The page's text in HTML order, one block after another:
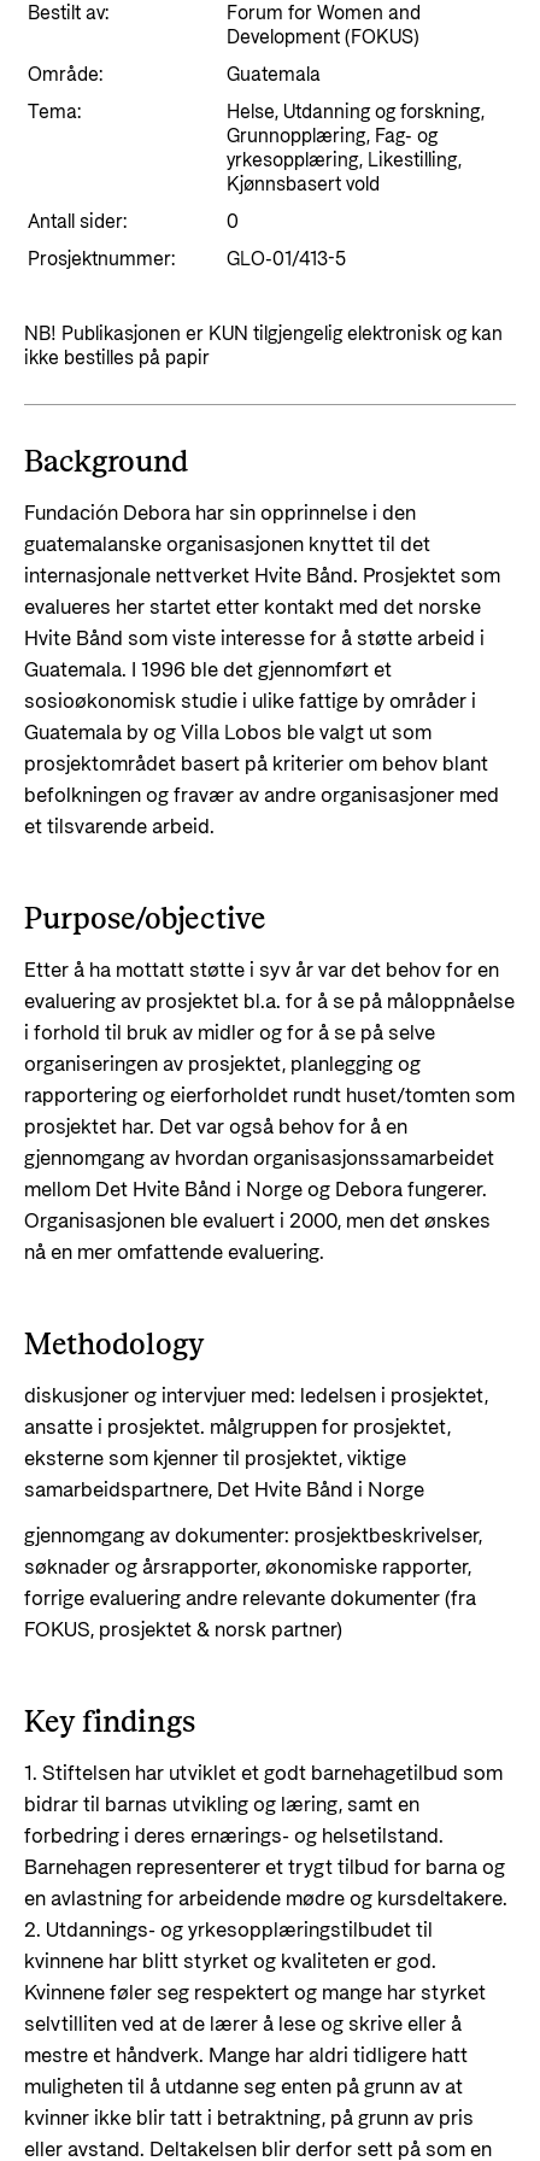
Styresett og økonomisk utvikling
For næringslivet
Statsgarantiordningen for investeringer i
fornybar energi
Norad - Partnerskap med privat sektor
Partnerfordeling
Evalueringer (Norec)
Kontakt oss
Norads Varslingstjeneste
Presse og media
Logo
Postjournal
Personvern
Bestilt av:
Forum for Women and
Development (FOKUS)
Område:
Guatemala
Tema:
Helse, Utdanning og forskning,
Grunnopplæring, Fag- og
yrkesopplæring, Likestilling,
Kjønnsbasert vold
Antall sider:
0
Prosjektnummer:
GLO-01/413-5
NB! Publikasjonen er KUN tilgjengelig elektronisk og kan
ikke bestilles på papir
Background
Fundación Debora har sin opprinnelse i den
guatemalanske organisasjonen knyttet til det
internasjonale nettverket Hvite Bånd. Prosjektet som
evalueres her startet etter kontakt med det norske
Hvite Bånd som viste interesse for å støtte arbeid i
Guatemala. I 1996 ble det gjennomført et
sosioøkonomisk studie i ulike fattige by områder i
Guatemala by og Villa Lobos ble valgt ut som
prosjektområdet basert på kriterier om behov blant
befolkningen og fravær av andre organisasjoner med
et tilsvarende arbeid.
Purpose/objective
Etter å ha mottatt støtte i syv år var det behov for en
evaluering av prosjektet bl.a. for å se på måloppnåelse
i forhold til bruk av midler og for å se på selve
organiseringen av prosjektet, planlegging og
rapportering og eierforholdet rundt huset/tomten som
prosjektet har. Det var også behov for å en
gjennomgang av hvordan organisasjonssamarbeidet
mellom Det Hvite Bånd i Norge og Debora fungerer.
Organisasjonen ble evaluert i 2000, men det ønskes
nå en mer omfattende evaluering.
Methodology
diskusjoner og intervjuer med: ledelsen i prosjektet,
ansatte i prosjektet. målgruppen for prosjektet,
eksterne som kjenner til prosjektet, viktige
samarbeidspartnere, Det Hvite Bånd i Norge
gjennomgang av dokumenter: prosjektbeskrivelser,
søknader og årsrapporter, økonomiske rapporter,
forrige evaluering andre relevante dokumenter (fra
FOKUS, prosjektet & norsk partner)
Key findings
1. Stiftelsen har utviklet et godt barnehagetilbud som
bidrar til barnas utvikling og læring, samt en
forbedring i deres ernærings- og helsetilstand.
Barnehagen representerer et trygt tilbud for barna og
en avlastning for arbeidende mødre og kursdeltakere.
2. Utdannings- og yrkesopplæringstilbudet til
kvinnene har blitt styrket og kvaliteten er god.
Kvinnene føler seg respektert og mange har styrket
selvtilliten ved at de lærer å lese og skrive eller å
mestre et håndverk. Mange har aldri tidligere hatt
muligheten til å utdanne seg enten på grunn av at
kvinner ikke blir tatt i betraktning, på grunn av pris
eller avstand. Deltakelsen blir derfor sett på som en